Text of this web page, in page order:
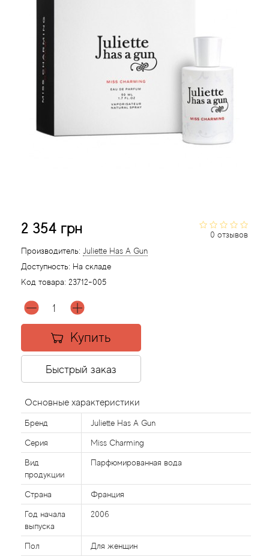
0 отзывов
2 354 грн
Производитель: Juliette Has A Gun
Доступность: На складе
Код товара: 23712-005
Купить
Быстрый заказ
Основные характеристики
Бренд Juliette Has A Gun
Серия Miss Charming
Вид
продукции
Парфюмированная вода
Страна Франция
Год начала
выпуска
2006
Пол Для женщин
Acqua di Parma
Acqua di Sardegna
Adidas
Agatha Ruiz de la Prada
Agent Provocateur
Agonist
Aigner
Aj Arabia (Widian)
Al Haramain
Al Jazeera
Alaia Paris
Alexander McQueen
Alexandre Barthet